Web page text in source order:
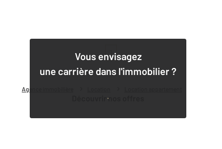
Agence immobilière
Vous envisagez
une carrière dans l'immobilier ?
Découvrir nos offres
1